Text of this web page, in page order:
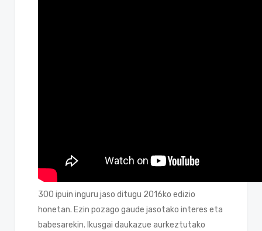
300 ipuin inguru jaso ditugu 2016ko edizio
honetan. Ezin pozago gaude jasotako interes eta
babesarekin. Ikusgai daukazue aurkeztutako